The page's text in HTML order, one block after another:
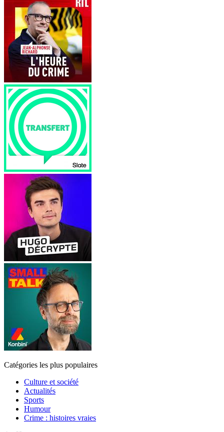
Catégories les plus populaires
Culture et société
Actualités
Sports
Humour
Crime : histoires vraies